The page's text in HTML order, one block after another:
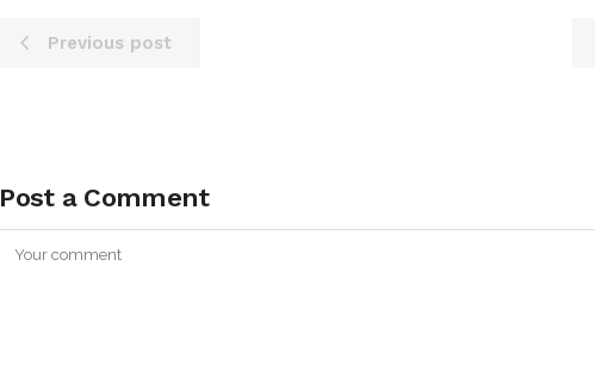
Previous post
Post a Comment